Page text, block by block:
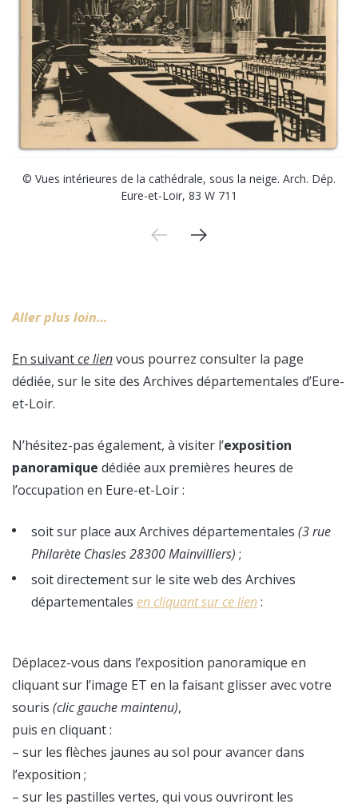
© Vues intérieures de la cathédrale, sous la neige. Arch. Dép.
Eure-et-Loir, 83 W 711
Aller plus loin…
En suivantce lienvous pourrez consulter la page
dédiée, sur le site des Archives départementales d’Eure-
et-Loir.
N’hésitez-pas également, à visiter l’exposition
panoramique dédiée aux premières heures de
l’occupation en Eure-et-Loir :
soit sur place aux Archives départementales (3 rue
Philarète Chasles 28300 Mainvilliers) ;
soit directement sur le site web des Archives
départementales en cliquant sur ce lien:
Déplacez-vous dans l’exposition panoramique en
cliquant sur l’image ET en la faisant glisser avec votre
souris (clic gauche maintenu),
puis en cliquant :
– sur les flèches jaunes au sol pour avancer dans
l’exposition ;
– sur les pastilles vertes, qui vous ouvriront les